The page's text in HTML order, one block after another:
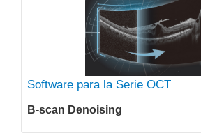
Software para la Serie OCT
B-scan Denoising